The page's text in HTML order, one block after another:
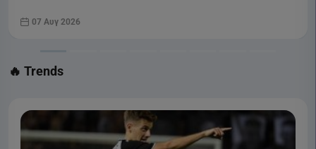
07 Αυγ 2026
🔥 Trends